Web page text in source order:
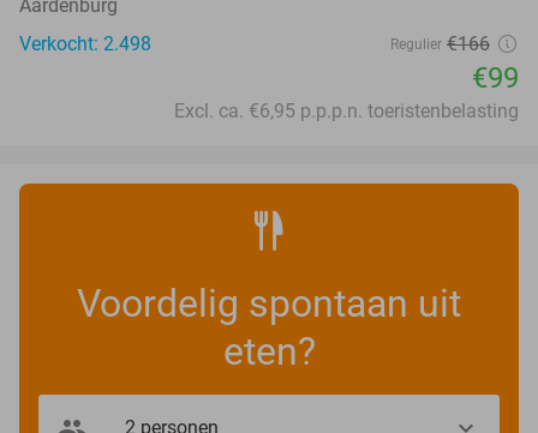
Aardenburg
Verkocht: 2.498
Regulier €166
€99
Excl. ca. €6,95 p.p.p.n. toeristenbelasting
Voordelig spontaan uit
eten?